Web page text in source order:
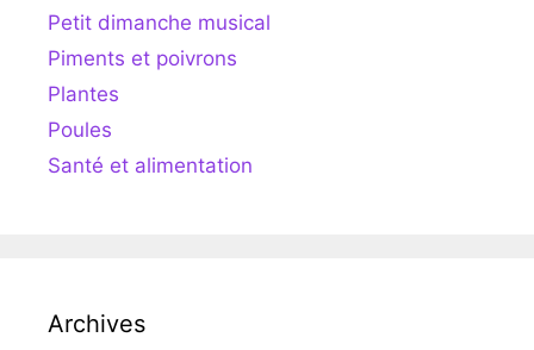
Petit dimanche musical
Piments et poivrons
Plantes
Poules
Santé et alimentation
Archives